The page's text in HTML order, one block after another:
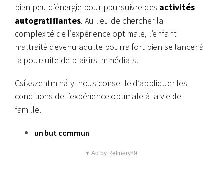
bien peu d’énergie pour poursuivre des activités
autogratifiantes. Au lieu de chercher la
complexité de l’expérience optimale, l’enfant
maltraité devenu adulte pourra fort bien se lancer à
la poursuite de plaisirs immédiats.
Csíkszentmihályi nous conseille d’appliquer les
conditions de l’expérience optimale à la vie de
famille.
un but commun
▼ Ad by Refinery89